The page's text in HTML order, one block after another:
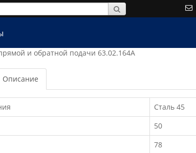
и обратной подачи 63.02.164А
Описание
Сталь 45
50
78